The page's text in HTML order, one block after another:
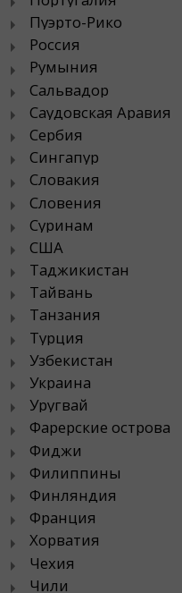
Пуэрто-Рико
Россия
Румыния
Сальвадор
Саудовская Аравия
Сербия
Сингапур
Словакия
Словения
Суринам
США
Таджикистан
Тайвань
Танзания
Турция
Узбекистан
Украина
Уругвай
Фарерские острова
Фиджи
Филиппины
Финляндия
Франция
Хорватия
Чехия
Чили